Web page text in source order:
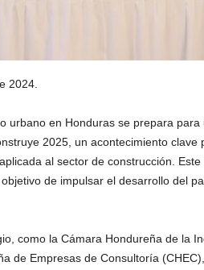
2024.
urbano en Honduras se prepara para
2025, un acontecimiento clave
al sector de construcción.
de impulsar el desarrollo del
como la Cámara Hondureña de la
de Empresas de Consultoría